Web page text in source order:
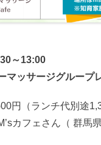
～13:00
マッサージグループ
円（ランチ代別途
カフェさん（ 群馬